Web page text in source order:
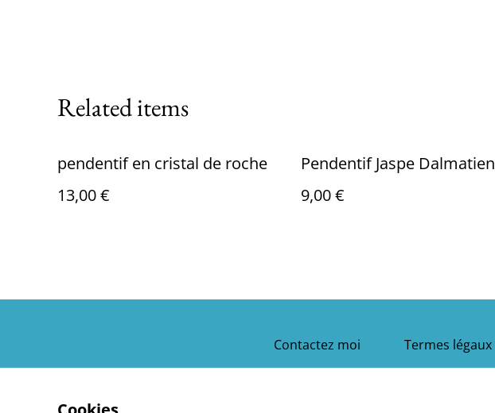
Related items
pendentif en cristal de roche
13,00 €
Pendentif Jaspe Dalmatien
9,00 €
Contactez moi Termes légaux